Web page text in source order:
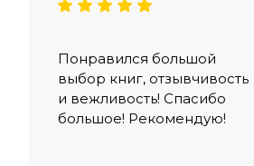
Понравился большой
выбор книг, отзывчивость
и вежливость! Спасибо
большое! Рекомендую!